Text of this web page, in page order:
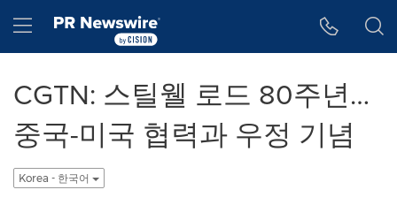
Hamburger menu
CGTN: 스틸웰 로드 80주년…
중국-미국 협력과 우정 기념
Korea - 한국어